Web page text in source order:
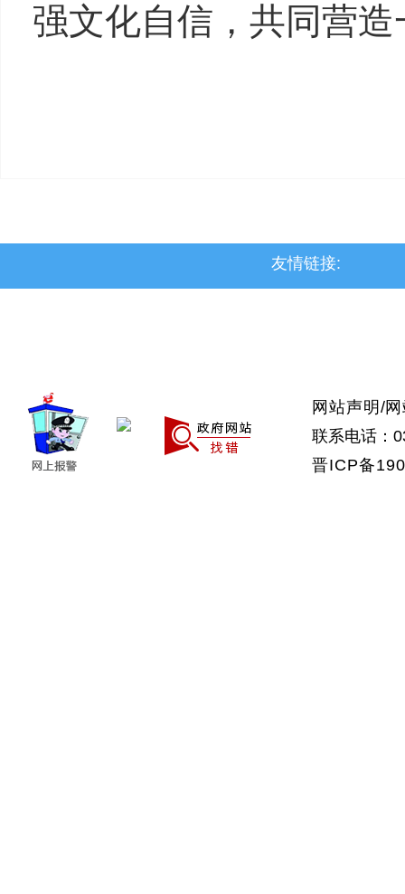
强文化自信，共同营
友情链接:
网站声明 /
联系电话：
晋ICP备